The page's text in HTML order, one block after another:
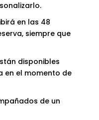
en las 48
siempre que
disponibles
en el momento de
de un